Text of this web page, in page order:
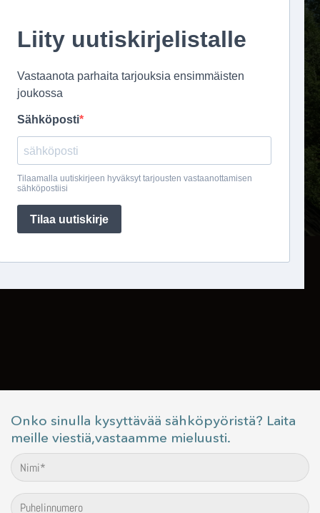
Onko sinulla kysyttävää sähköpyöristä? Laita
meille viestiä,vastaamme mieluusti.